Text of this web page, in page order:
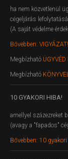
ha nem közvetlenül
cégeljárás
(A saját védelme
Bővebben:
Megbízható ÜGYVÉD
Megbízható
10 GYAKORI HIBA!
amellyel százezreket
(avagy a "fapados"
Bővebben: 10